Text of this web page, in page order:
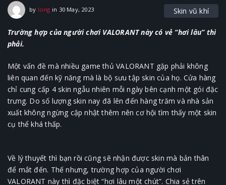
by long in 30 May, 2023 Skin vũ khí
Trường hợp của người chơi VALORANT này có vẻ “hơi lâu” thì
phải.
Một vấn đề mà nhiều game thủ VALORANT gặp phải không
liên quan đến kỹ năng mà là bộ sưu tập skin của họ. Cửa hàng
chỉ cung cấp 4 skin ngẫu nhiên mỗi ngày bên cạnh một gói đặc
trưng. Do số lượng skin nay đã lên đến hàng trăm và nhà sản
xuất không ngừng cập nhật thêm nên cơ hội tìm thấy một skin
cụ thể khá thấp.
Về lý thuyết thì bạn rồi cũng sẽ nhận được skin mà bản thân
để mắt đến. Thế nhưng, trường hợp của người chơi
VALORANT này thì đặc biệt “hơi lâu một chút”. Chia sẻ trên